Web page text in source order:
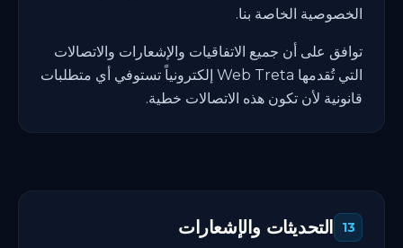
الخصوصية الخاصة بنا.
توافق على أن جميع الاتفاقيات والإشعارات والاتصالات
التي تُقدمها Web Treta إلكترونياً تستوفي أي متطلبات
قانونية لأن تكون هذه الاتصالات خطية.
13 التحديثات والإشعارات